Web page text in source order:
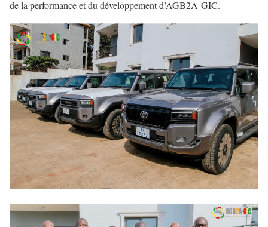
de la performance et du développement d’AGB2A-GIC.